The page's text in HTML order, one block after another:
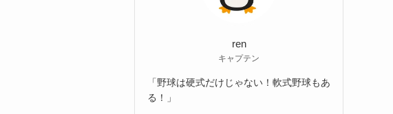
ren
キャプテン
「野球は硬式だけじゃない！軟式野球もあ
る！」